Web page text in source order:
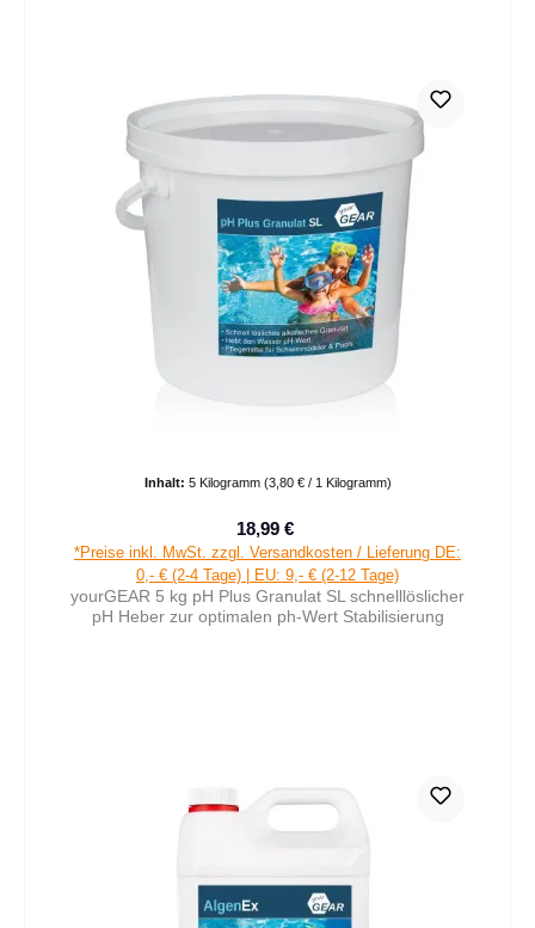
Inhalt: 5 Kilogramm (3,80 € / 1 Kilogramm)
Verkaufspreis:
18,99 €
*Preise inkl. MwSt. zzgl. Versandkosten / Lieferung DE:
0,- € (2-4 Tage) | EU: 9,- € (2-12 Tage)
yourGEAR 5 kg pH Plus Granulat SL schnelllöslicher
pH Heber zur optimalen ph-Wert Stabilisierung